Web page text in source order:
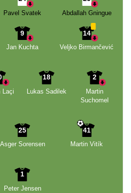
Pavel Svatek
Abdallah Gningue
9
Jan Kuchta
14
Veljko Birmančević
Laçi
18
Lukas Sadilek
2
Martin
Suchomel
25
Asger Sorensen
41
Martin Vitík
1
Peter Jensen